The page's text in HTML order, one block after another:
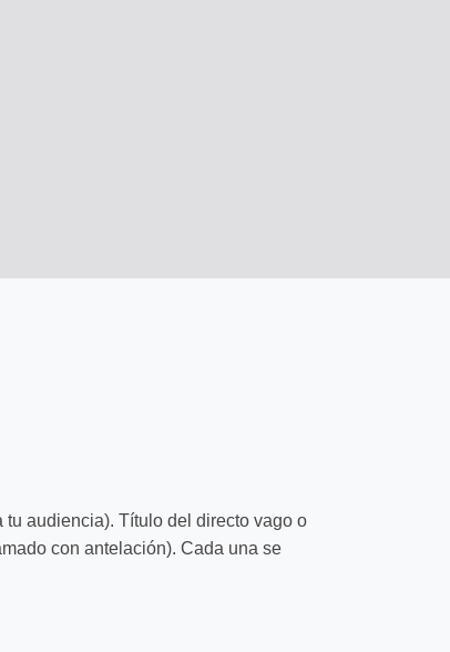
audiencia). Título del directo vago o
con antelación). Cada una se